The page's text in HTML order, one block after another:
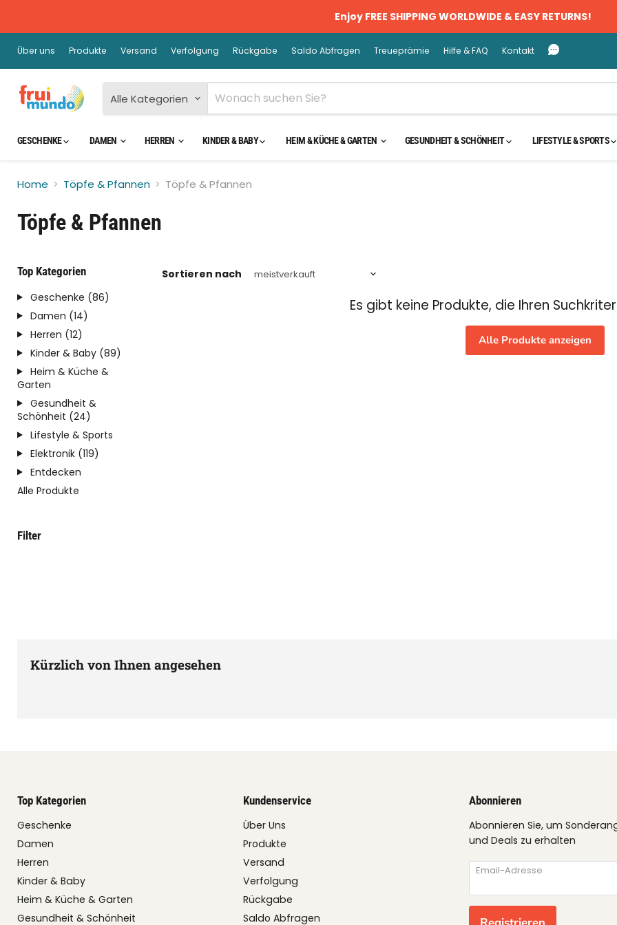
Enjoy FREE SHIPPING WORLDWIDE & EASY RETURNS!
Über uns Produkte Versand Verfolgung Rückgabe Saldo Abfragen Treueprämie Hilfe & FAQ Kontakt
Alle Kategorien
GESCHENKE DAMEN HERREN KINDER & BABY HEIM & KÜCHE & GARTEN GESUNDHEIT & SCHÖNHEIT LIFESTYLE & SPORTS
Home Töpfe & Pfannen Töpfe & Pfannen
Töpfe & Pfannen
Top Kategorien
Geschenke (86)
Damen (14)
Herren (12)
Kinder & Baby (89)
Heim & Küche &
Garten
Gesundheit &
Schönheit (24)
Lifestyle & Sports
Elektronik (119)
Entdecken
Alle Produkte
Filter
Sortieren nach
Es gibt keine Produkte, die Ihren
Alle Produkte anzeigen
Kürzlich von Ihnen angesehen
Top Kategorien
Geschenke
Damen
Herren
Kinder & Baby
Heim & Küche & Garten
Gesundheit & Schönheit
Kundenservice
Über Uns
Produkte
Versand
Verfolgung
Rückgabe
Saldo Abfragen
Abonnieren
Abonnieren Sie, um
und Deals zu erhalten
Email-Adresse